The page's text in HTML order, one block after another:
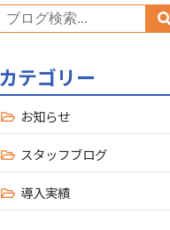
カテゴリー
お知らせ
スタッフブログ
導入実績